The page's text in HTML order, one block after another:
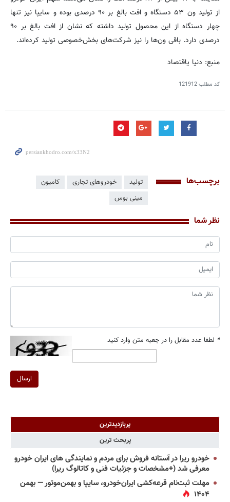
از تولید ون ۵۳ دستگاه و افت بالغ بر ۹۰ درصدی بوده و سایپا نیز تنها
چهار دستگاه از این محصول تولید داشته که نشان از افت بالغ بر ۹۰
درصدی دارد. باقی ون‌ها را نیز شرکت‌های بخش‌خصوصی تولید کرده‌اند.
منبع: دنیا یاقتصاد
کد مطلب121912
برچسب‌ها تولید خودروهای تجاری
کامیون
مینی بوس
نظر شما
* لطفا عدد مقابل را در جعبه متن وارد کنید
ارسال
پربازدیدترین
پربحث ترین
خودرو ریرا در آستانه فروش برای مردم و نمایندگی های ایران خودرو
معرفی شد (+مشخصات و جزئیات فنی و کاتالوگ ریرا)
مهلت ثبت‌نام قرعه‌کشی ایران‌خودرو، سایپا و بهمن‌موتور — بهمن
۱۴۰۴